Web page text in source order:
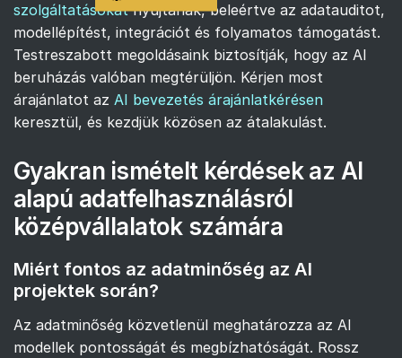
szolgáltatásokatnyújtanak, beleértve az adatauditot,
modellépítést, integrációt és folyamatos támogatást.
Testreszabott megoldásaink biztosítják, hogy az AI
beruházás valóban megtérüljön. Kérjen most
árajánlatot az AI bevezetés árajánlatkérésen
keresztül, és kezdjük közösen az átalakulást.
Gyakran ismételt kérdések az AI
alapú adatfelhasználásról
középvállalatok számára
Miért fontos az adatminőség az AI
projektek során?
Az adatminőség közvetlenül meghatározza az AI
modellek pontosságát és megbízhatóságát. Rossz